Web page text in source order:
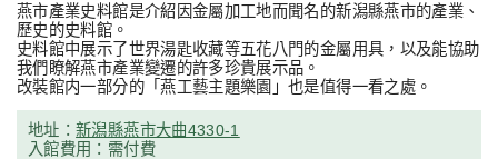
燕市產業史料館是介紹因金屬加工地而聞名的新潟縣燕市的產業、
歷史的史料館。
史料館中展示了世界湯匙收藏等五花八門的金屬用具，以及能協助
我們瞭解燕市產業變遷的許多珍貴展示品。
改裝館内一部分的「燕工藝主題樂園」也是值得一看之處。
地址：新潟縣燕市大曲4330-1
入館費用：需付費